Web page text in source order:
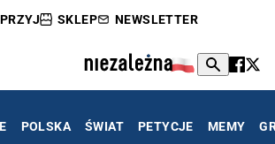
SKLEP NEWSLETTER
POLSKA ŚWIAT PETYCJE MEMY